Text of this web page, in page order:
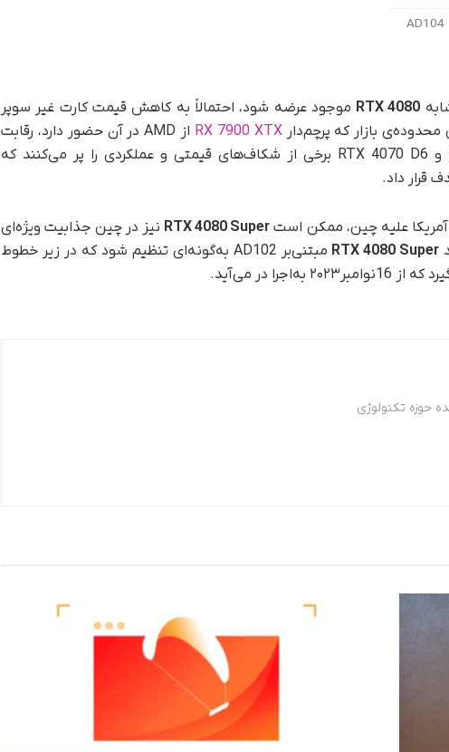
AD104
RTX 4080 موجود عرضه شود، احتمالاً به کاهش قیمت کارت غیر سوپر
RX 7900 XTX
از AMD در آن حضور دارد، رقابت
کنند. در همین حال، RTX 4070 Super و RTX 4070 D6 برخی از شکاف‌های قیمتی و عملکردی را پر می‌کنند که
قرار داد.
علیه چین، ممکن است RTX 4080 Super نیز در چین جذابیت ویژه‌ای
RTX 4080 Super
مبتنی‌بر AD102 به‌گونه‌ای تنظیم شود که در زیر خطوط
در می‌آید.
حوزه تکنولوژی